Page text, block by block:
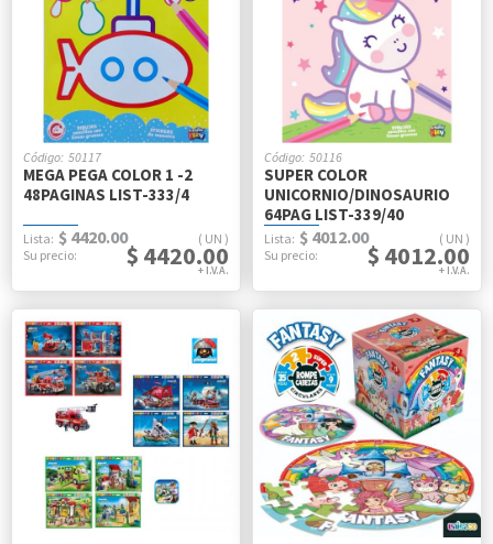
50117
MEGA PEGA COLOR 1 -2
48PAGINAS LIST-333/4
UN
$ 4420.00
$ 4420.00
50116
SUPER COLOR
UNICORNIO/DINOSAURIO
64PAG LIST-339/40
UN
$ 4012.00
$ 4012.00